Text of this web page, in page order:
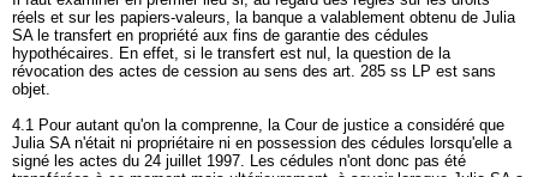
réels et sur les papiers-valeurs, la banque a valablement obtenu de Julia
SA le transfert en propriété aux fins de garantie des cédules
hypothécaires. En effet, si le transfert est nul, la question de la
révocation des actes de cession au sens des art. 285 ss LP est sans
objet.
4.1 Pour autant qu'on la comprenne, la Cour de justice a considéré que
Julia SA n'était ni propriétaire ni en possession des cédules lorsqu'elle a
signé les actes du 24 juillet 1997. Les cédules n'ont donc pas été